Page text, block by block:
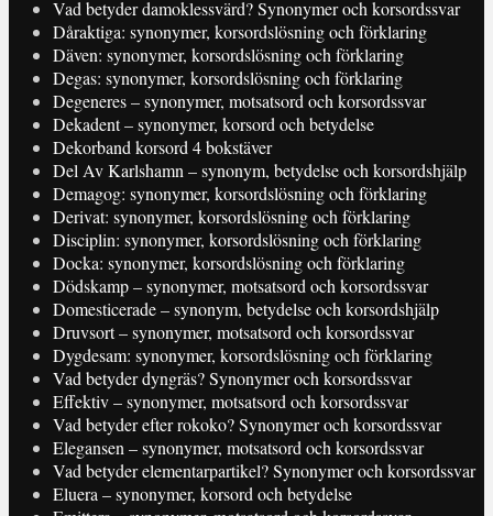
Vad betyder damoklessvärd? Synonymer och korsordssvar
Dåraktiga: synonymer, korsordslösning och förklaring
Däven: synonymer, korsordslösning och förklaring
Degas: synonymer, korsordslösning och förklaring
Degeneres – synonymer, motsatsord och korsordssvar
Dekadent – synonymer, korsord och betydelse
Dekorband korsord 4 bokstäver
Del Av Karlshamn – synonym, betydelse och korsordshjälp
Demagog: synonymer, korsordslösning och förklaring
Derivat: synonymer, korsordslösning och förklaring
Disciplin: synonymer, korsordslösning och förklaring
Docka: synonymer, korsordslösning och förklaring
Dödskamp – synonymer, motsatsord och korsordssvar
Domesticerade – synonym, betydelse och korsordshjälp
Druvsort – synonymer, motsatsord och korsordssvar
Dygdesam: synonymer, korsordslösning och förklaring
Vad betyder dyngräs? Synonymer och korsordssvar
Effektiv – synonymer, motsatsord och korsordssvar
Vad betyder efter rokoko? Synonymer och korsordssvar
Elegansen – synonymer, motsatsord och korsordssvar
Vad betyder elementarpartikel? Synonymer och korsordssvar
Eluera – synonymer, korsord och betydelse